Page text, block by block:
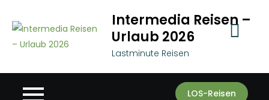
content
Intermedia Reisen –
Urlaub 2026
Lastminute Reisen
LOS-Reisen